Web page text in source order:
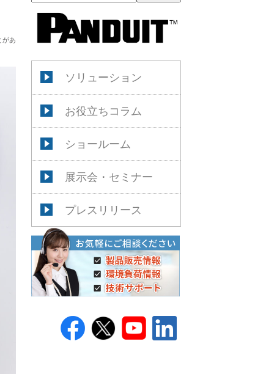
ソリューション
お役立ちコラム
ショールーム
展示会・セミナー
プレスリリース
があ